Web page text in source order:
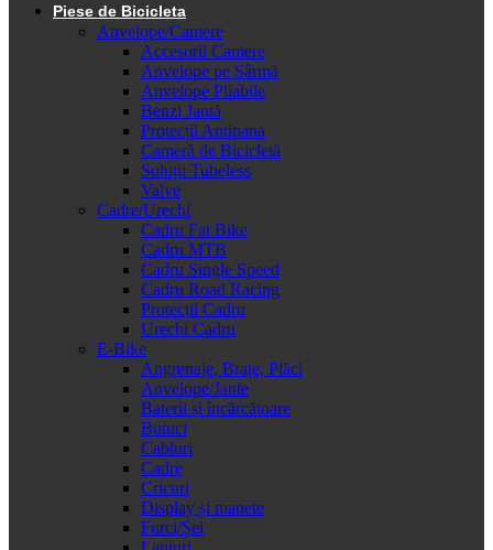
Piese de Bicicleta
Anvelope/Camere
Accesorii Camere
Anvelope pe Sârmă
Anvelope Pliabile
Benzi Jantă
Protecții Antipana
Cameră de Bicicletă
Soluții Tubeless
Valve
Cadre/Urechi
Cadru Fat Bike
Cadru MTB
Cadru Single Speed
Cadru Road Racing
Protecții Cadru
Urechi Cadru
E-Bike
Angrenaje, Brațe, Plăci
Anvelope/Jante
Baterii și încărcătoare
Butuci
Cabluri
Cadre
Cricuri
Display și manete
Furci/Șei